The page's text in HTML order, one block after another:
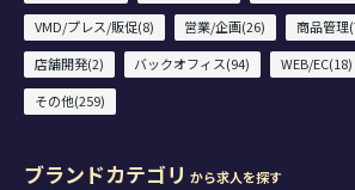
VMD/プレス/販促(8)
営業/企画(26) 商品管理
店舗開発(2)
バックオフィス(94) WEB/EC(18)
その他(259)
ブランドカテゴリ から求人を探す